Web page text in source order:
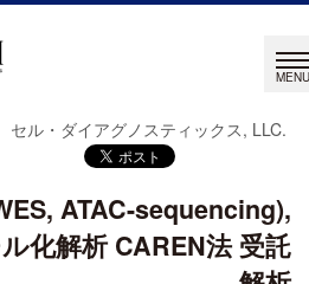
セル・ダイアグノスティックス, LLC.
ATAC-sequencing),
化解析 CAREN法 受託